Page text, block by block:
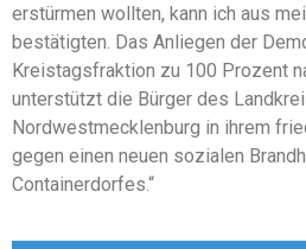
erstürmen wollten, kann ich aus
bestätigten. Das Anliegen der
Kreistagsfraktion zu 100 Prozent
unterstützt die Bürger des
Nordwestmecklenburg in ihrem
gegen einen neuen sozialen
Containerdorfes.“